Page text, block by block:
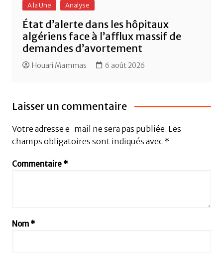
A la Une Analyse
État d’alerte dans les hôpitaux
algériens face à l’afflux massif de
demandes d’avortement
Houari Mammas 6 août 2026
Laisser un commentaire
Votre adresse e-mail ne sera pas publiée. Les
champs obligatoires sont indiqués avec *
Commentaire *
Nom *